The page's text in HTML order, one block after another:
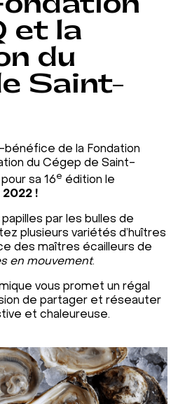
et la
du
Saint-
bénéfice de la Fondation
du Cégep de Saint-
sa 16e édition le
!
par les bulles de
plusieurs variétés d’huîtres
des maîtres écailleurs de
en mouvement.
vous promet un régal
de partager et réseauter
et chaleureuse.